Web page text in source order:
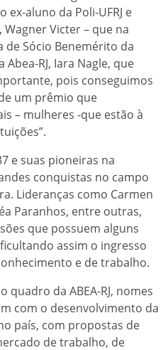
ex-aluno da Poli-UFRJ e
Victer – que na
de Sócio Benemérito da
Abea-RJ, Iara Nagle, que
pois conseguimos
um prêmio que
– mulheres -que estão à
e suas pioneiras na
conquistas no campo
Lideranças como Carmen
Paranhos, entre outras,
que possuem alguns
assim o ingresso
e de trabalho.
da ABEA-RJ, nomes
com o desenvolvimento da
país, com propostas de
de trabalho, de